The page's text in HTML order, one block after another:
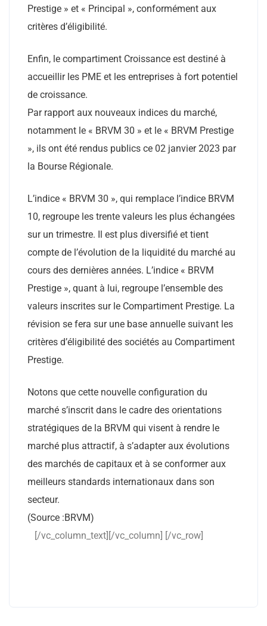
Prestige » et « Principal », conformément aux
critères d’éligibilité.
Enfin, le compartiment Croissance est destiné à
accueillir les PME et les entreprises à fort potentiel
de croissance.
Par rapport aux nouveaux indices du marché,
notamment le « BRVM 30 » et le « BRVM Prestige
», ils ont été rendus publics ce 02 janvier 2023 par
la Bourse Régionale.
L’indice « BRVM 30 », qui remplace l’indice BRVM
10, regroupe les trente valeurs les plus échangées
sur un trimestre. Il est plus diversifié et tient
compte de l’évolution de la liquidité du marché au
cours des dernières années. L’indice « BRVM
Prestige », quant à lui, regroupe l’ensemble des
valeurs inscrites sur le Compartiment Prestige. La
révision se fera sur une base annuelle suivant les
critères d’éligibilité des sociétés au Compartiment
Prestige.
Notons que cette nouvelle configuration du
marché s’inscrit dans le cadre des orientations
stratégiques de la BRVM qui visent à rendre le
marché plus attractif, à s’adapter aux évolutions
des marchés de capitaux et à se conformer aux
meilleurs standards internationaux dans son
secteur.
(Source :BRVM)
[/vc_column_text][/vc_column] [/vc_row]